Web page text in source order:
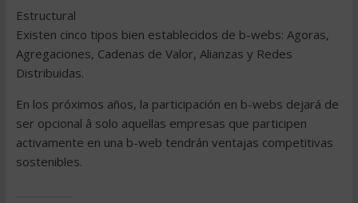
Estructural
Existen cinco tipos bien establecidos de b-webs: Agoras,
Agregaciones, Cadenas de Valor, Alianzas y Redes
Distribuidas.
En los próximos años, la participación en b-webs dejará de
ser opcional â solo aquellas empresas que participen
activamente en una b-web tendrán ventajas competitivas
sostenibles.